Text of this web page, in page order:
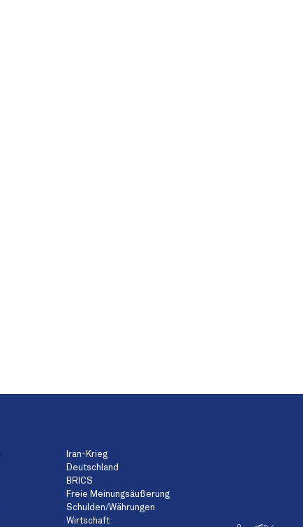
Iran-Krieg
Deutschland
BRICS
Freie Meinungsäußerung
Schulden/Währungen
Wirtschaft